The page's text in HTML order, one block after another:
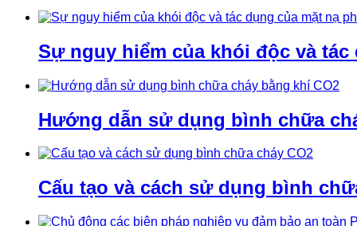
Sự nguy hiểm của khói độc và
Hướng dẫn sử dụng bình chữa
Cấu tạo và cách sử dụng bình